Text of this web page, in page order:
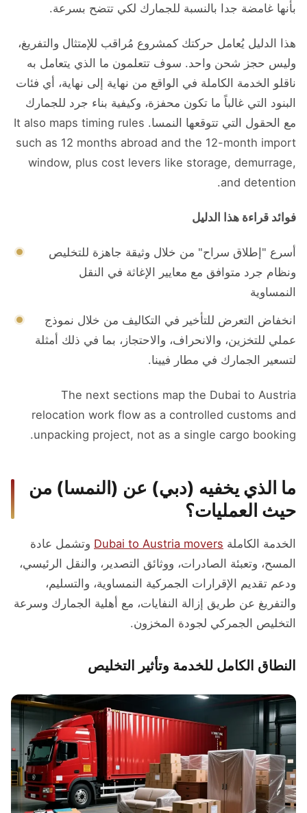
بأنها غامضة جدا بالنسبة للجمارك لكي تتضح بسرعة.
هذا الدليل يُعامل حركتك كمشروع مُراقب للإمتثال والتفريغ،
وليس حجز شحن واحد. سوف تتعلمون ما الذي يتعامل به
ناقلو الخدمة الكاملة في الواقع من نهاية إلى نهاية، أي فئات
البنود التي غالباً ما تكون محفزة، وكيفية بناء جرد للجمارك
مع الحقول التي تتوقعها النمسا. It also maps timing rules
such as 12 months abroad and the 12-month import
window, plus cost levers like storage, demurrage,
and detention.
فوائد قراءة هذا الدليل
أسرع "إطلاق سراح" من خلال وثيقة جاهزة للتخليص
ونظام جرد متوافق مع معايير الإغاثة في النقل
النمساوية
انخفاض التعرض للتأخير في التكاليف من خلال نموذج
عملي للتخزين، والانحراف، والاحتجاز، بما في ذلك أمثلة
لتسعير الجمارك في مطار فيينا.
The next sections map the Dubai to Austria
relocation work flow as a controlled customs and
unpacking project, not as a single cargo booking.
ما الذي يخفيه (دبي) عن (النمسا) من
حيث العمليات؟
الخدمة الكاملةDubai to Austria moversوتشمل عادة
المسح، وتعبئة الصادرات، ووثائق التصدير، والنقل الرئيسي،
ودعم تقديم الإقرارات الجمركية النمساوية، والتسليم،
والتفريغ عن طريق إزالة النفايات، مع أهلية الجمارك وسرعة
التخليص الجمركي لجودة المخزون.
النطاق الكامل للخدمة وتأثير التخليص